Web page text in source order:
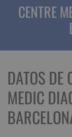
CENTRE
DATOS DE
MEDIC